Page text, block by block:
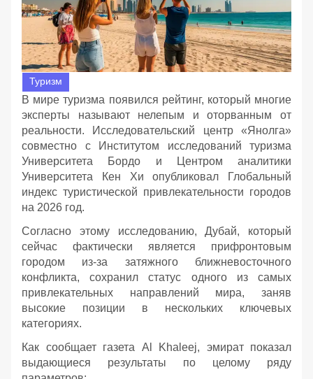
Туризм
В мире туризма появился рейтинг, который многие
эксперты называют нелепым и оторванным от
реальности. Исследовательский центр «Янолга»
совместно с Институтом исследований туризма
Университета Бордо и Центром аналитики
Университета Кен Хи опубликовал Глобальный
индекс туристической привлекательности городов
на 2026 год.
Согласно этому исследованию, Дубай, который
сейчас фактически является прифронтовым
городом из-за затяжного ближневосточного
конфликта, сохранил статус одного из самых
привлекательных направлений мира, заняв
высокие позиции в нескольких ключевых
категориях.
Как сообщает газета Al Khaleej, эмират показал
выдающиеся результаты по целому ряду